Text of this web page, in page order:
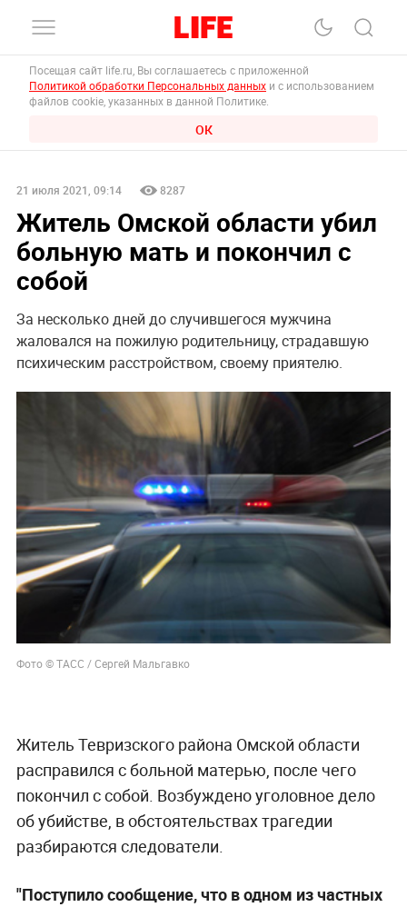
Посещая сайт life.ru, Вы соглашаетесь с приложенной
Политикой обработки Персональных данных и с использованием
файлов cookie, указанных в данной Политике.
ОК
21 июля 2021, 09:14 8287
Житель Омской области убил
больную мать и покончил с
собой
За несколько дней до случившегося мужчина
жаловался на пожилую родительницу, страдавшую
психическим расстройством, своему приятелю.
Фото © ТАСС / Сергей Мальгавко
Житель Тевризского района Омской области
расправился с больной матерью, после чего
покончил с собой. Возбуждено уголовное дело
об убийстве, в обстоятельствах трагедии
разбираются следователи.
"Поступило сообщение, что в одном из частных